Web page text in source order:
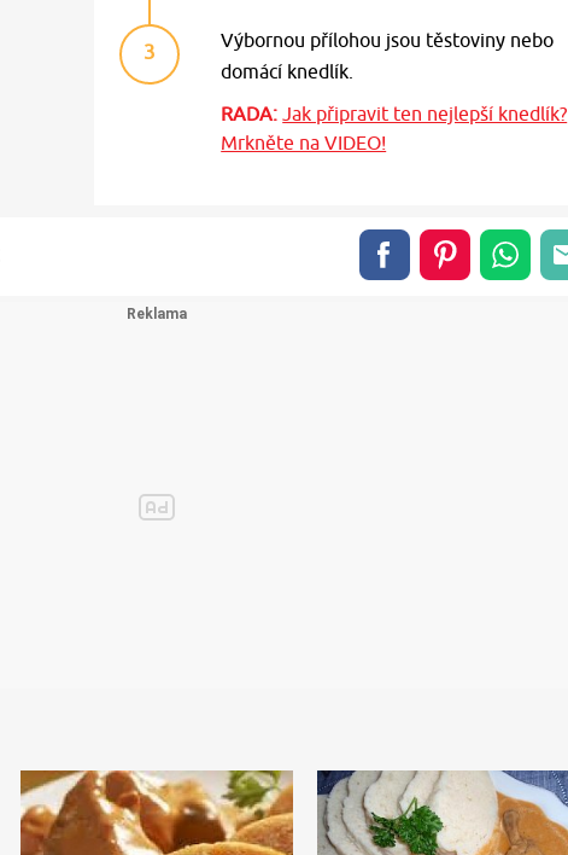
3
Výbornou přílohou jsou těstoviny nebo
domácí knedlík.
RADA:Jak připravit ten nejlepší knedlík?
Mrkněte na VIDEO!